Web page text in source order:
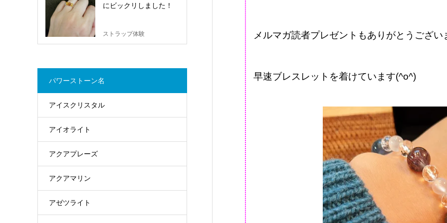
メルマガ読者プレゼントもありがとうござい
早速ブレスレットを着けています(^o^)
にビックリしました！
ストラップ体験
パワーストーン名
アイスクリスタル
アイオライト
アクアプレーズ
アクアマリン
アゼツライト